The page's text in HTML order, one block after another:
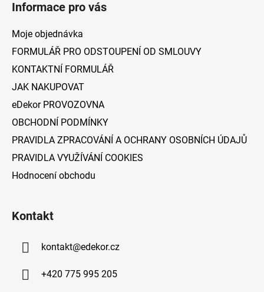
Informace pro vás
Moje objednávka
FORMULÁŘ PRO ODSTOUPENÍ OD SMLOUVY
KONTAKTNÍ FORMULÁŘ
JAK NAKUPOVAT
eDekor PROVOZOVNA
OBCHODNÍ PODMÍNKY
PRAVIDLA ZPRACOVÁNÍ A OCHRANY OSOBNÍCH ÚDAJŮ
PRAVIDLA VYUŽÍVÁNÍ COOKIES
Hodnocení obchodu
Kontakt
kontakt@edekor.cz
+420 775 995 205